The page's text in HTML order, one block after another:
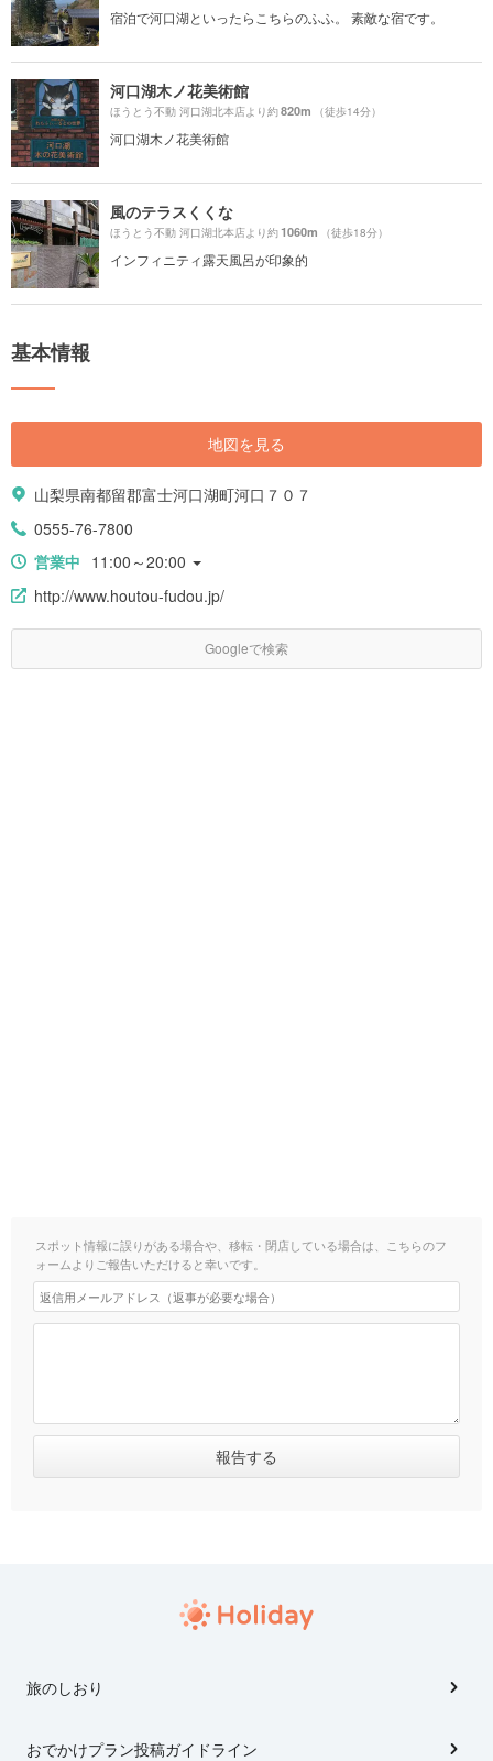
宿泊で河口湖といったらこちらのふふ。 素敵な宿です。
河口湖木ノ花美術館
ほうとう不動 河口湖北本店より約820m （徒歩14分）
河口湖木ノ花美術館
風のテラスくくな
ほうとう不動 河口湖北本店より約1060m （徒歩18分）
インフィニティ露天風呂が印象的
基本情報
地図を見る
山梨県南都留郡富士河口湖町河口７０７
0555-76-7800
営業中 11:00～20:00
http://www.houtou-fudou.jp/
Googleで検索
スポット情報に誤りがある場合や、移転・閉店している場合は、こちらのフ
ォームよりご報告いただけると幸いです。
旅のしおり
おでかけプラン投稿ガイドライン